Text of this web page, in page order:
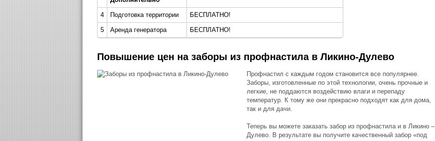
4 Подготовка территории БЕСПЛАТНО!
5 Аренда генератора БЕСПЛАТНО!
Повышение цен на заборы из профнастила в Ликино-Дулево
Профнастил с каждым годом становится все популярнее.
Заборы, изготовленные по этой технологии, очень прочные и
легкие, не поддаются воздействию влаги и перепаду
температур. К тому же они прекрасно подходят как для дома,
так и для дачи.
Теперь вы можете заказать забор из профнастила и в Ликино –
Дулево. В результате вы получите качественный забор «под